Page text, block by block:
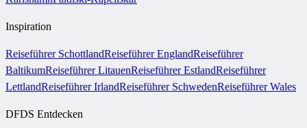
Inspiration
Reiseführer SchottlandReiseführer EnglandReiseführer
BaltikumReiseführer LitauenReiseführer EstlandReiseführer
LettlandReiseführer IrlandReiseführer SchwedenReiseführer Wales
DFDS Entdecken